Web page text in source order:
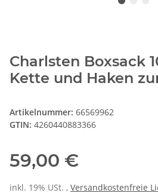
Charlsten Boxsack
Kette und Haken
Artikelnummer: 66569962
GTIN: 4260440883366
59,00 €
inkl. 19% USt. , Versandkostenfreie